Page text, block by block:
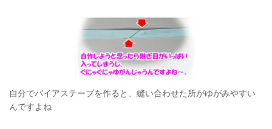
自分でバイアステープを作ると、縫い合わせた所がゆがみやすい
んですよね